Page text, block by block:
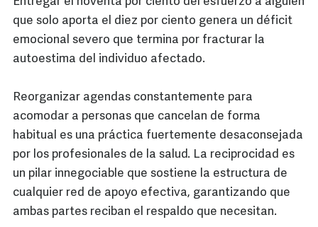
que solo aporta el diez por ciento genera un déficit
emocional severo que termina por fracturar la
autoestima del individuo afectado.
Reorganizar agendas constantemente para
acomodar a personas que cancelan de forma
habitual es una práctica fuertemente desaconsejada
por los profesionales de la salud. La reciprocidad es
un pilar innegociable que sostiene la estructura de
cualquier red de apoyo efectiva, garantizando que
ambas partes reciban el respaldo que necesitan.